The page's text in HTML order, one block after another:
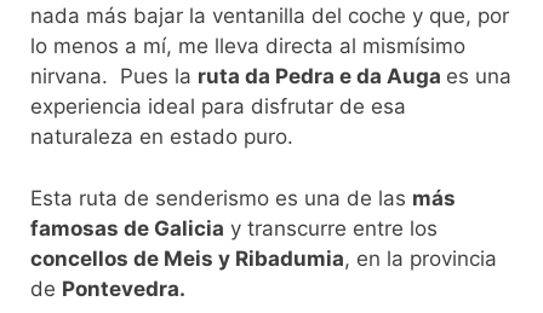
nada más bajar la ventanilla del coche y que, por
lo menos a mí, me lleva directa al mismísimo
nirvana. Pues la ruta da Pedra e da Auga es una
experiencia ideal para disfrutar de esa
naturaleza en estado puro.
Esta ruta de senderismo es una de las más
famosas de Galicia y transcurre entre los
concellos de Meis y Ribadumia, en la provincia
de Pontevedra.